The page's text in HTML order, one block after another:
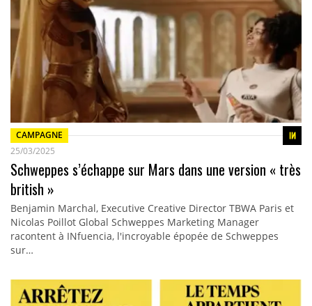
CAMPAGNE
25/03/2025
Schweppes s’échappe sur Mars dans une version « très
british »
Benjamin Marchal, Executive Creative Director TBWA Paris et
Nicolas Poillot Global Schweppes Marketing Manager
racontent à INfuencia, l'incroyable épopée de Schweppes
sur…